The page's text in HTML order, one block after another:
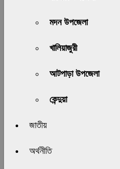
মদন উপজেলা
খালিয়াজুরী
আটপাড়া উপজেলা
কেন্দুয়া
জাতীয়
অর্থনীতি